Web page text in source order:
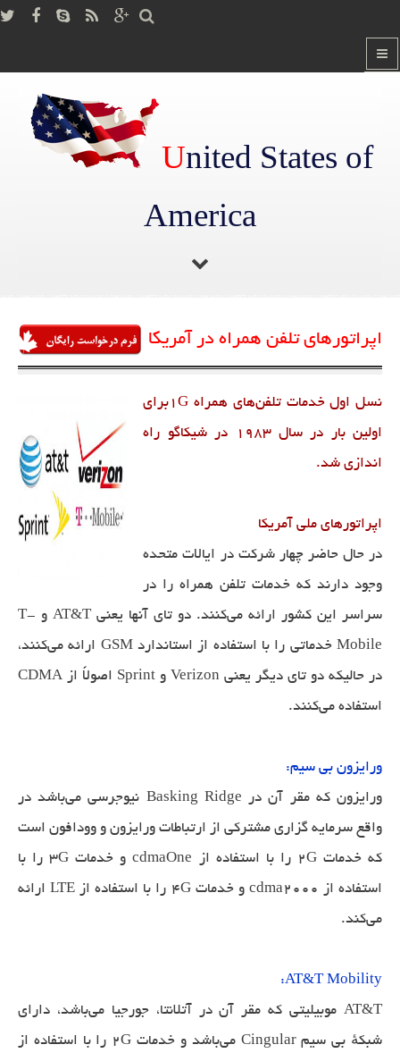
United States of
America
اپراتورهای تلفن همراه در آمریکا
نسل اول خدمات تلفن‌های همراه 1Gبرای
اولین بار در سال ۱۹۸۳ در شیکاگو راه
اندازی شد.
اپراتورهای ملی آمریکا
در حال حاضر چهار شرکت در ایالات متحده
وجود دارند که خدمات تلفن همراه را در
سراسر این کشور ارائه می‌کنند. دو تای آنها یعنی AT&T و T-
Mobile خدماتی را با استفاده از استاندارد GSM ارائه می‌کنند،
در حالیکه دو تای دیگر یعنی Verizon و Sprint اصولاً از CDMA
استفاده می‌کنند.
ورایزون بی سیم:
ورایزون که مقر آن در Basking Ridge نیوجرسی می‌باشد در
واقع سرمایه گزاری مشترکی از ارتباطات ورایزون و وودافون است
که خدمات 2G را با استفاده از cdmaOne و خدمات 3G را با
استفاده از cdma2000 و خدمات 4G را با استفاده از LTE ارائه
می‌کند.
AT&T Mobility:
AT&T موبیلیتی که مقر آن در آتلانتا، جورجیا می‌باشد، دارای
شبکهٔ بی سیم Cingular می‌باشد و خدمات 2G را با استفاده از